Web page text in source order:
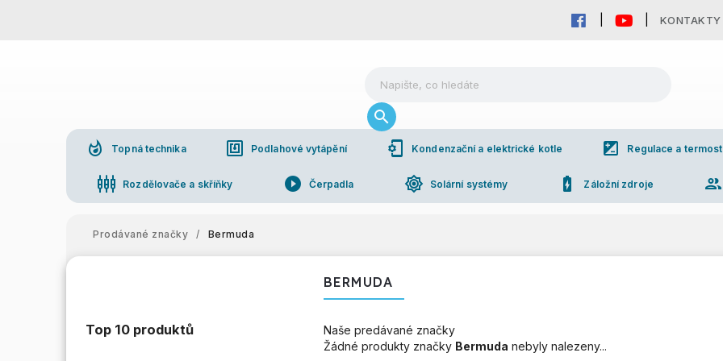
KONTAKTY
whatshot Topná technika nfc Podlahové vytápění phonelink_setup Kondenzační a elektrické kotle iso Regulace a
settings_input_component Rozdělovače a skříňky play_circle_filled Čerpadla brightness_high Solární systémy battery_charging_full Záložní zdroje group
Prodávané značky / Bermuda
Top 10 produktů
BERMUDA
Naše predávané značky
Žádné produkty značky Bermuda nebyly nalezeny...